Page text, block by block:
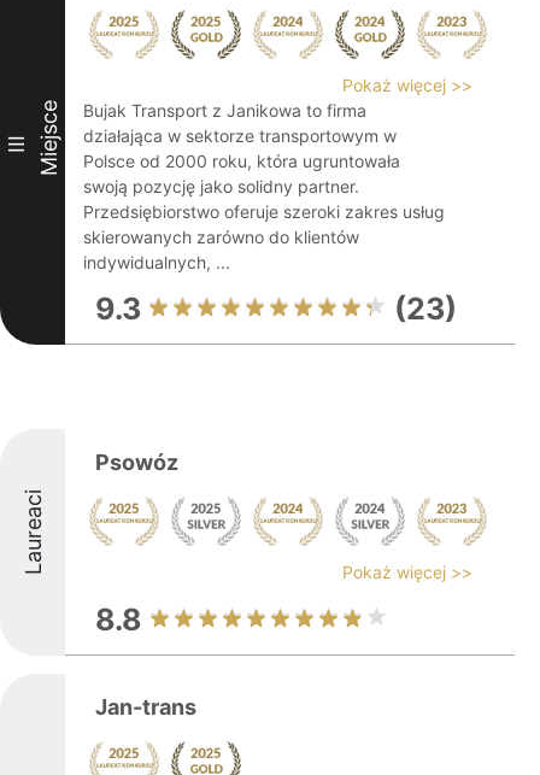
III Miejsce
Pokaż więcej >>
Bujak Transport z Janikowa to firma
działająca w sektorze transportowym w
Polsce od 2000 roku, która ugruntowała
swoją pozycję jako solidny partner.
Przedsiębiorstwo oferuje szeroki zakres usług
skierowanych zarówno do klientów
indywidualnych, ...
9.3 (23)
Laureaci
Psowóz
Pokaż więcej >>
8.8
Jan-trans